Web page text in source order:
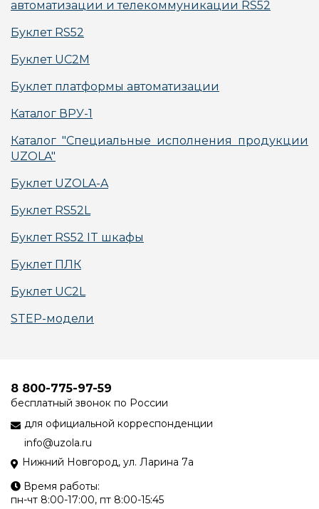
автоматизации и телекоммуникации RS52
Буклет RS52
Буклет UC2M
Буклет платформы автоматизации
Каталог ВРУ-1
Каталог "Специальные исполнения продукции
UZOLA"
Буклет UZOLA-A
Буклет RS52L
Буклет RS52 IT шкафы
Буклет ПЛК
Буклет UC2L
STEP-модели
8 800-775-97-59
бесплатный звонок по России
для официальной корреспонденции
info@uzola.ru
Нижний Новгород, ул. Ларина 7а
Время работы:
пн-чт 8:00-17:00, пт 8:00-15:45